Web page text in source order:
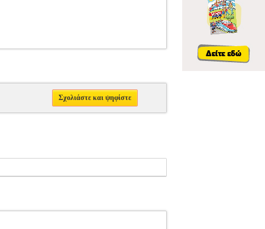
Σχολιάστε και ψηφίστε